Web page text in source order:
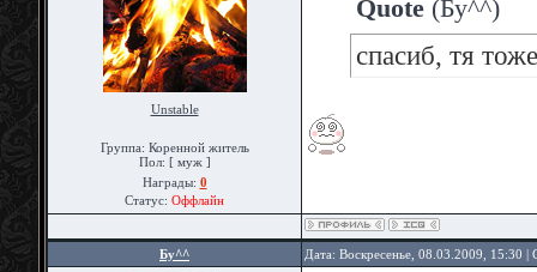
Unstable
Группа: Коренной житель
Пол: [ муж ]
Награды: 0
Статус: Оффлайн
Quote (Бу^^)
спасиб, тя тоже
Бу^^ Дата: Воскресенье, 08.03.2009, 15:30